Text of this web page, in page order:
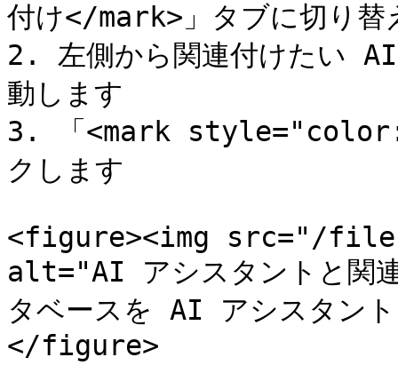
付け</mark>」タブに切り替
2. 左側から関連付けたい
動します
3. 「<mark
クします
<figure><img src="/
alt="AI アシスタントと関
タベースを AI アシスタン
</figure>